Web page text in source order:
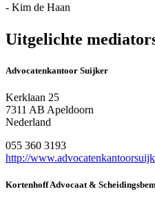
- Kim de Haan
Uitgelichte
Advocatenkantoor Suijker
Kerklaan 25
7311 AB Apeldoorn
Nederland
055 360 3193
http://
Kortenhoff Advocaat &